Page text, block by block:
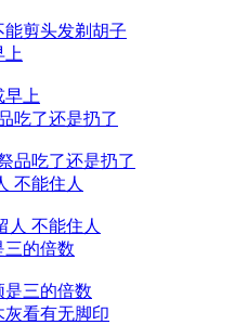
上
吃了还是扔了
不能住人
三的倍数
看有无脚印